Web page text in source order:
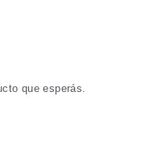
que esperás.